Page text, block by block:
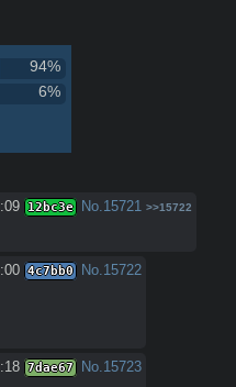
94%
6%
12bc3e No.15721 >>15722
4c7bb0 No.15722
7dae67 No.15723